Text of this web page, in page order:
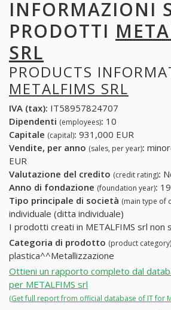
INFORMAZIONI
PRODOTTI
SRL
PRODUCTS
METALFIMS SRL
IVA (tax): IT58957824707
Dipendenti (employees): 10
Capitale (capital): 931,000 EUR
Vendite, per anno (sales, per year):
EUR
Valutazione del credito (credit rating):
Anno di fondazione (foundation year):
Tipo principale di società (main type of
individuale (ditta individuale)
I prodotti creati in METALFIMS srl
Categoria di prodotto (product category)
plastica^^Metallizzazione
Ottieni un rapporto completo dal
per METALFIMS srl
(Get full report from official database of IT for